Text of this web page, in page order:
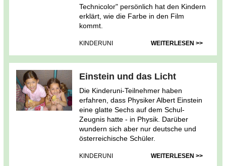
Technicolor" persönlich hat den Kindern
erklärt, wie die Farbe in den Film
kommt.
KINDERUNI WEITERLESEN >>
Einstein und das Licht
Die Kinderuni-Teilnehmer haben
erfahren, dass Physiker Albert Einstein
eine glatte Sechs auf dem Schul-
Zeugnis hatte - in Physik. Darüber
wundern sich aber nur deutsche und
österreichische Schüler.
KINDERUNI WEITERLESEN >>